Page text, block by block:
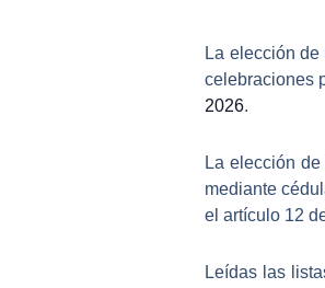
La elección de
celebraciones
2026.
La elección de
mediante
el artículo 12
Leídas las